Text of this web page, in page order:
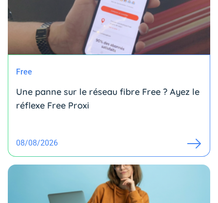
Free
Une panne sur le réseau fibre Free ? Ayez le
réflexe Free Proxi
08/08/2026